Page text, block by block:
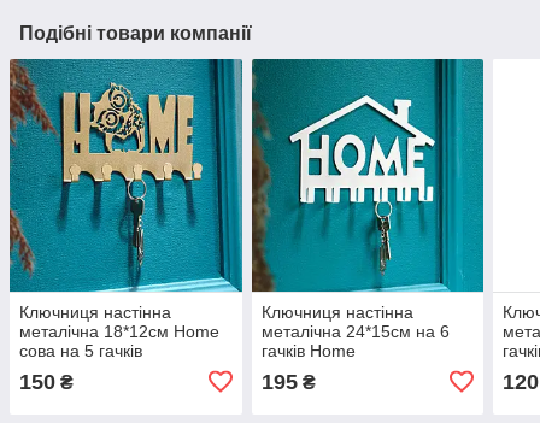
Подібні товари компанії
Ключниця настінна
металічна 18*12см Home
сова на 5 гачків
150 ₴
Ключниця настінна
металічна 24*15см на 6
гачків Home
195₴ 120